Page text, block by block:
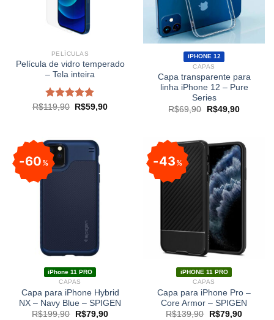
PELÍCULAS
Película de vidro temperado
– Tela inteira
Avaliação
R$119,90 R$59,90
iPHONE 12
CAPAS
Capa transparente para
linha iPhone 12 – Pure
Series
R$69,90 R$49,90
60%
iPhone 11 PRO
CAPAS
Capa para iPhone Hybrid
NX – Navy Blue – SPIGEN
R$199,90 R$79,90
43%
iPHONE 11 PRO
CAPAS
Capa para iPhone Pro –
Core Armor – SPIGEN
R$139,90 R$79,90